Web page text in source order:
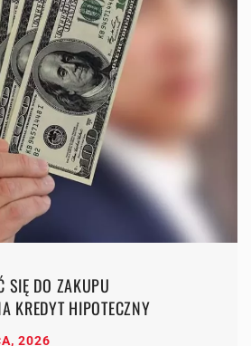
SIĘ DO ZAKUPU
KREDYT HIPOTECZNY
2026